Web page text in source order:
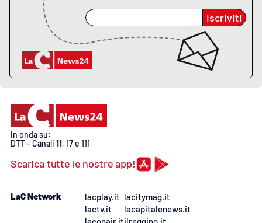
CALABRIAVISIONE
Destinazioni
Food
LAC
NETWORK
Iscriviti
In onda su:
DTT - Canali 11, 17 e 111
Scarica tutte le nostre app!
LaC Network
lacplay.it
lactv.it
lacitymag.it
lacapitalenews.it